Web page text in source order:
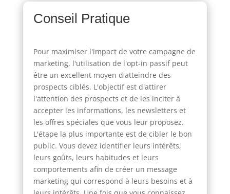
Conseil Pratique
Pour maximiser l'impact de votre campagne de
marketing, l'utilisation de l'opt-in passif peut
être un excellent moyen d'atteindre des
prospects ciblés. L'objectif est d'attirer
l'attention des prospects et de les inciter à
accepter les informations, les newsletters et
les offres spéciales que vous leur proposez.
L'étape la plus importante est de cibler le bon
public. Vous devez identifier leurs intérêts,
leurs goûts, leurs habitudes et leurs
comportements afin de créer un message
marketing qui correspond à leurs besoins et à